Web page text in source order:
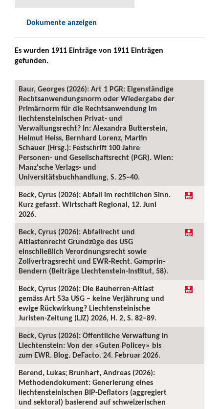
Dokumente anzeigen
Es wurden 1911 Einträge von 1911 Einträgen
gefunden.
Baur, Georges (2026): Art 1 PGR: Eigenständige
Rechtsanwendungsnorm oder Wiedergabe der
Primärnorm für die Rechtsanwendung im
liechtensteinischen Privat- und
Verwaltungsrecht? In: Alexandra Butterstein,
Helmut Heiss, Bernhard Lorenz, Martin
Schauer (Hrsg.): Festschrift 100 Jahre
Personen- und Gesellschaftsrecht (PGR). Wien:
Manz'sche Verlags- und
Universitätsbuchhandlung, S. 25–40.
Beck, Cyrus (2026): Abfall im rechtlichen Sinn.
Kurz gefasst. Wirtschaft Regional, 12. Juni
2026.
Beck, Cyrus (2026): Abfallrecht und
Altlastenrecht Grundzüge des USG
einschließlich Verordnungsrecht sowie
Zollvertragsrecht und EWR-Recht. Gamprin-
Bendern (Beiträge Liechtenstein-Institut, 58).
Beck, Cyrus (2026): Die Bauherren-Altlast
gemäss Art 53a USG – keine Verjährung und
ewige Rückwirkung? Liechtensteinische
Juristen-Zeitung (LJZ) 2026, H. 2, S. 82–89.
Beck, Cyrus (2026): Öffentliche Verwaltung in
Liechtenstein: Von der «Guten Policey» bis
zum EWR. Blog. DeFacto. 24. Februar 2026.
Berend, Lukas; Brunhart, Andreas (2026):
Methodendokument: Generierung eines
liechtensteinischen BIP-Deflators (aggregiert
und sektoral) basierend auf schweizerischen